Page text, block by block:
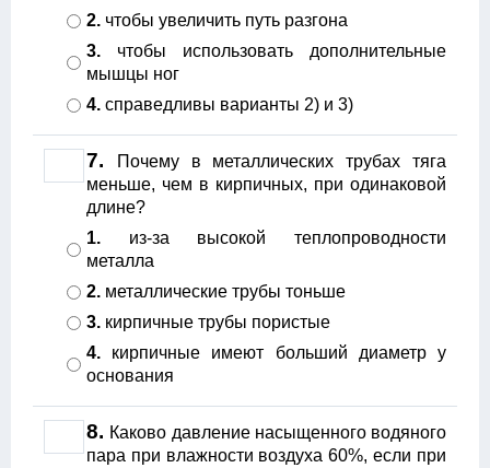
2. чтобы увеличить путь разгона
3. чтобы использовать дополнительные
мышцы ног
4. справедливы варианты 2) и 3)
7.
Почему в металлических трубах тяга
меньше, чем в кирпичных, при одинаковой
длине?
1. из-за высокой теплопроводности
металла
2. металлические трубы тоньше
3. кирпичные трубы пористые
4. кирпичные имеют больший диаметр у
основания
8. Каково давление насыщенного водяного
пара при влажности воздуха 60%, если при